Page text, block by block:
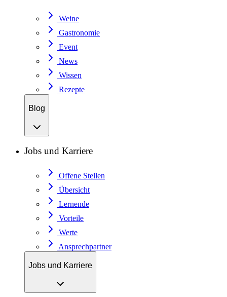
Weine
Gastronomie
Event
News
Wissen
Rezepte
Blog
Jobs und Karriere
Offene Stellen
Übersicht
Lernende
Vorteile
Werte
Ansprechpartner
Jobs und Karriere